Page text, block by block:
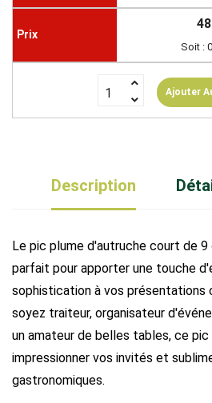
Soit :
Ajouter
Description
Le pic plume d'autruche court de
parfait pour apporter une touche
sophistication à vos présentations
soyez traiteur, organisateur
un amateur de belles tables, ce
impressionner vos invités et
gastronomiques.